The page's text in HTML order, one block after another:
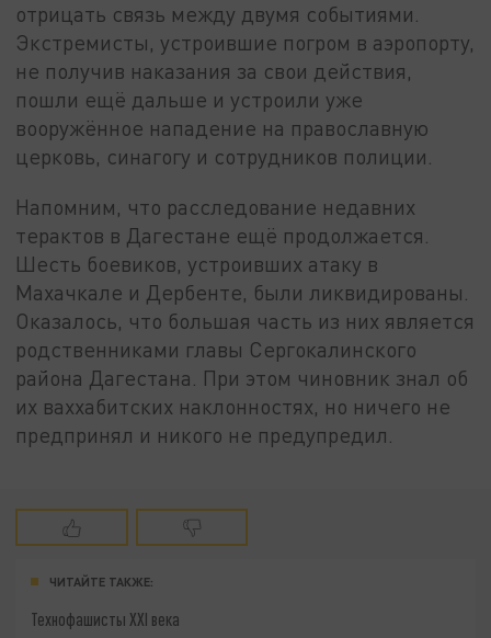
отрицать связь между двумя событиями.
Экстремисты, устроившие погром в аэропорту,
не получив наказания за свои действия,
пошли ещё дальше и устроили уже
вооружённое нападение на православную
церковь, синагогу и сотрудников полиции.
Напомним, что расследование недавних
терактов в Дагестане ещё продолжается.
Шесть боевиков, устроивших атаку в
Махачкале и Дербенте, были ликвидированы.
Оказалось, что большая часть из них является
родственниками главы Сергокалинского
района Дагестана. При этом чиновник знал об
их ваххабитских наклонностях, но ничего не
предпринял и никого не предупредил.
ЧИТАЙТЕ ТАКЖЕ:
Технофашисты XXI века